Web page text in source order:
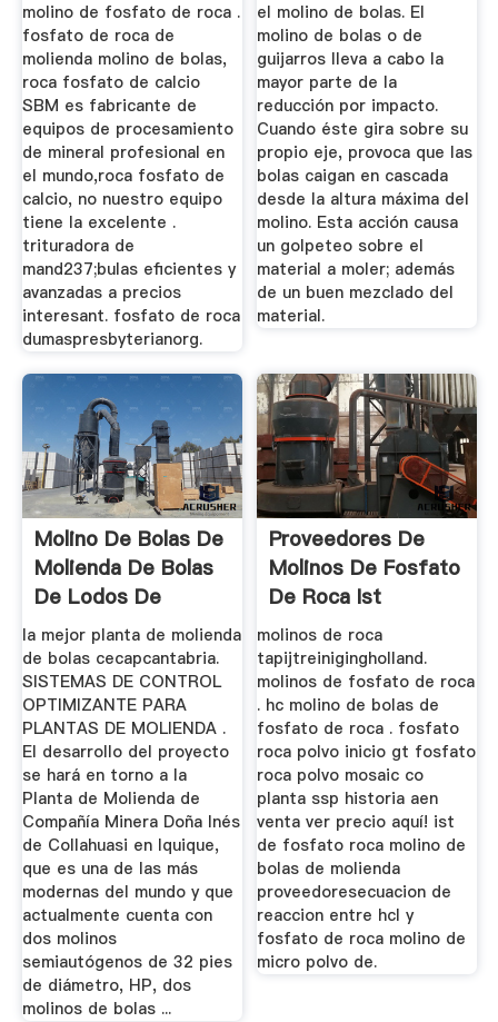
molino de fosfato de roca .
fosfato de roca de
molienda molino de bolas,
roca fosfato de calcio
SBM es fabricante de
equipos de procesamiento
de mineral profesional en
el mundo,roca fosfato de
calcio, no nuestro equipo
tiene la excelente .
trituradora de
mand237;bulas eficientes y
avanzadas a precios
interesant. fosfato de roca
dumaspresbyterianorg.
el molino de bolas. El
molino de bolas o de
guijarros lleva a cabo la
mayor parte de la
reducción por impacto.
Cuando éste gira sobre su
propio eje, provoca que las
bolas caigan en cascada
desde la altura máxima del
molino. Esta acción causa
un golpeteo sobre el
material a moler; además
de un buen mezclado del
material.
Molino De Bolas De
Molienda De Bolas
De Lodos De
Poliester
la mejor planta de molienda
de bolas cecapcantabria.
SISTEMAS DE CONTROL
OPTIMIZANTE PARA
PLANTAS DE MOLIENDA .
El desarrollo del proyecto
se hará en torno a la
Planta de Molienda de
Compañía Minera Doña Inés
de Collahuasi en Iquique,
que es una de las más
modernas del mundo y que
actualmente cuenta con
dos molinos
semiautógenos de 32 pies
de diámetro, HP, dos
molinos de bolas ...
Proveedores De
Molinos De Fosfato
De Roca Ist
molinos de roca
tapijtreinigingholland.
molinos de fosfato de roca
. hc molino de bolas de
fosfato de roca . fosfato
roca polvo inicio gt fosfato
roca polvo mosaic co
planta ssp historia aen
venta ver precio aquí! ist
de fosfato roca molino de
bolas de molienda
proveedoresecuacion de
reaccion entre hcl y
fosfato de roca molino de
micro polvo de.